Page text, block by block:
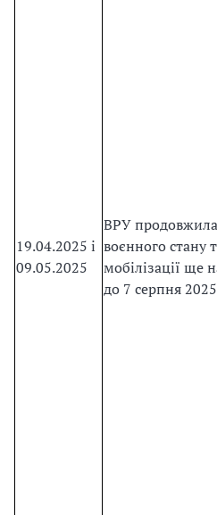
19.04.2025 і
09.05.2025
ВРУ
воєнного стану
мобілізації ще
до 7 серпня